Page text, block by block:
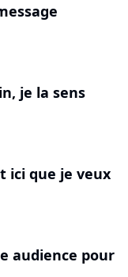
je la sens
ici que je veux
audience pour